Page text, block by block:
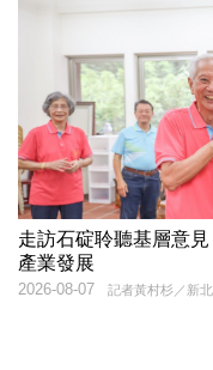
走訪石碇聆聽基層意
產業發展
記者黃村杉／新
2026-08-07